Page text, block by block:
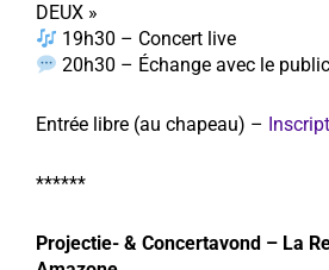
DEUX »
19h30 – Concert live
20h30 – Échange avec le public
Entrée libre (au chapeau) –
******
Projectie- & Concertavond – La